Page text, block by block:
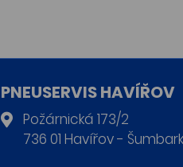
PNEUSERVIS HAVÍŘOV
Požárnická 173/2
736 01 Havířov - Šumbark